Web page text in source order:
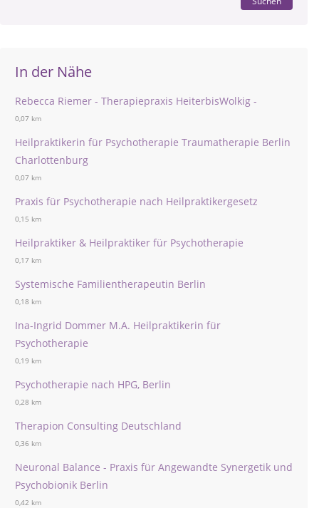
In der Nähe
Rebecca Riemer - Therapiepraxis HeiterbisWolkig -
0,07 km
Heilpraktikerin für Psychotherapie Traumatherapie Berlin
Charlottenburg
0,07 km
Praxis für Psychotherapie nach Heilpraktikergesetz
0,15 km
Heilpraktiker & Heilpraktiker für Psychotherapie
0,17 km
Systemische Familientherapeutin Berlin
0,18 km
Ina-Ingrid Dommer M.A. Heilpraktikerin für
Psychotherapie
0,19 km
Psychotherapie nach HPG, Berlin
0,28 km
Therapion Consulting Deutschland
0,36 km
Neuronal Balance - Praxis für Angewandte Synergetik und
Psychobionik Berlin
0,42 km